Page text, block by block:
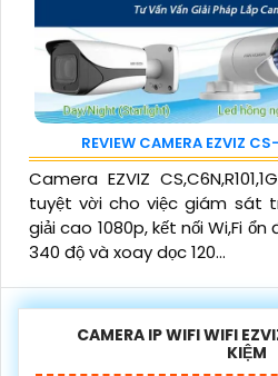
REVIEW CAMERA EZVIZ
Camera EZVIZ
tuyệt vời cho việc giám sát
giải cao 1080p, kết nối Wi,Fi
340 độ và xoay dọc 120...
CAMERA IP WIFI WIFI
KIỆM